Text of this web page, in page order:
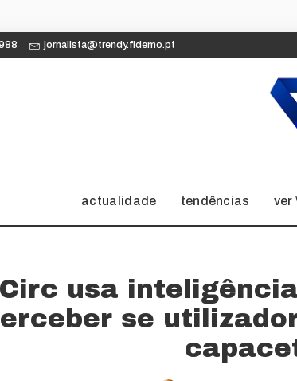
jornalista@trendy.fidemo.pt
actualidade tendências ver
Circ usa
se